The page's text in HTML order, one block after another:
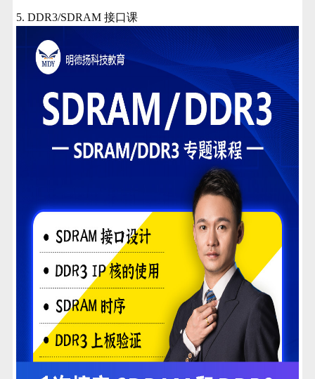
5.DDR3/SDRAM 接口课